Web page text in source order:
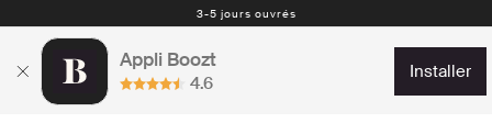
3-5 jours ouvrés
Appli Boozt
4.6
installer